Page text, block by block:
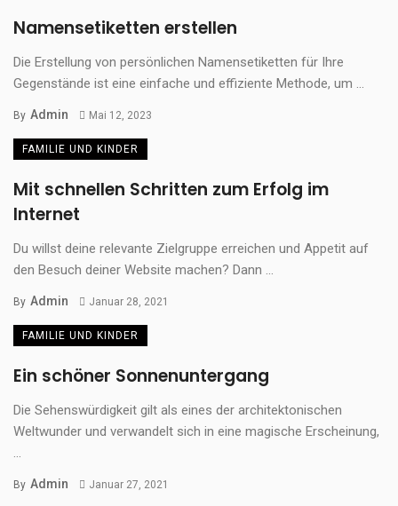
Namensetiketten erstellen
Die Erstellung von persönlichen Namensetiketten für Ihre
Gegenstände ist eine einfache und effiziente Methode, um ...
By Admin Mai 12, 2023
FAMILIE UND KINDER
Mit schnellen Schritten zum Erfolg im
Internet
Du willst deine relevante Zielgruppe erreichen und Appetit auf
den Besuch deiner Website machen? Dann ...
By Admin Januar 28, 2021
FAMILIE UND KINDER
Ein schöner Sonnenuntergang
Die Sehenswürdigkeit gilt als eines der architektonischen
Weltwunder und verwandelt sich in eine magische Erscheinung,
...
By Admin Januar 27, 2021